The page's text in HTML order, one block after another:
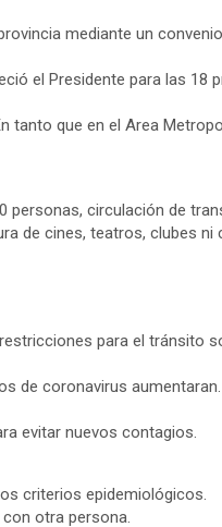
mediante un
el Presidente para las 18
tanto que en el Area
personas, circulación de
de cines, teatros, clubes ni
para el tránsito
de coronavirus aumentaran.
evitar nuevos contagios.
criterios epidemiológicos.
otra persona.